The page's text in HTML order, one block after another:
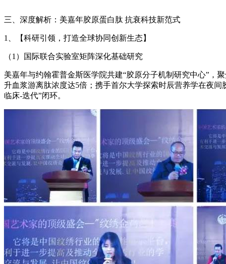
三、深度解析：美嘉年胶原蛋白肽 抗衰科技新范式
1、【科研引领，打造全球协同创新生态】
（1）国际联合实验室矩阵深化基础研究
美嘉年与约翰霍普金斯医学院共建“胶原分子机制研究中心”，
升血浆游离肽浓度达5倍；携手首尔大学探索时辰营养学在夜
临床-迭代”闭环。